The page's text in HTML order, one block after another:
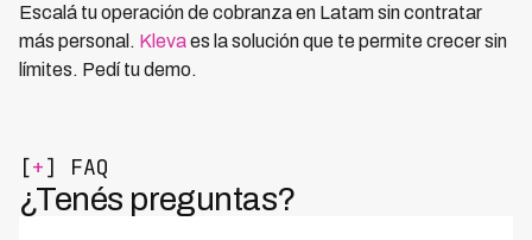
Escalá tu operación de cobranza en Latam sin contratar
más personal. Klevaes la solución que te permite crecer sin
límites. Pedí tu demo.
[+] FAQ
¿Tenés preguntas?